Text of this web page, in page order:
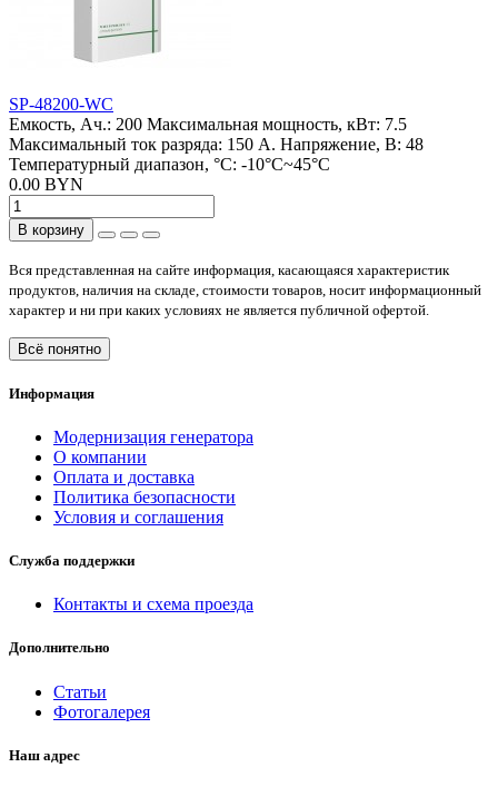
SP-48200-WC
Емкость, Ач.: 200 Максимальная мощность, кВт: 7.5
Максимальный ток разряда: 150 А. Напряжение, В: 48
Температурный диапазон, °C: -10°C~45°C
0.00 BYN
В корзину
Вся представленная на сайте информация, касающаяся характеристик
продуктов, наличия на складе, стоимости товаров, носит информационный
характер и ни при каких условиях не является публичной офертой.
Всё понятно
Информация
Модернизация генератора
О компании
Оплата и доставка
Политика безопасности
Условия и соглашения
Служба поддержки
Контакты и схема проезда
Дополнительно
Статьи
Фотогалерея
Наш адрес